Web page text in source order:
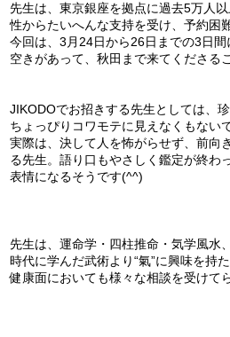
先生は、東京銀座を拠点に過去5万人
性からたいへんな支持を受け、予約困
今回は、3月24日から26日までの3日
空きがあって、秋田まで来てくださる
JIKODOでお招きする先生としては、
ちょっぴりコワモテに見えなくもない
実際は、決して人を怖がらせず、前向
る先生。語り口もやさしく鑑定が終わ
表情になるそうです(^^)
先生は、運命学・四柱推命・気学風水
時代に学んだ武術より“氣”に興味を持
健康面においても様々な相談を受けて